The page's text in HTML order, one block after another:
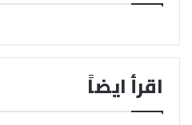
اقرأ ايضاً